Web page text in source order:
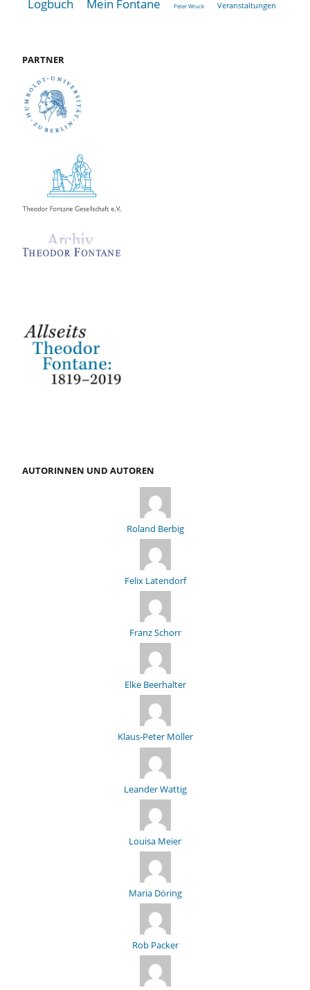
Logbuch Mein Fontane Peter Wruck Veranstaltungen
PARTNER
AUTORINNEN UND AUTOREN
Roland Berbig
Felix Latendorf
Franz Schorr
Elke Beerhalter
Klaus-Peter Möller
Leander Wattig
Louisa Meier
Maria Döring
Rob Packer